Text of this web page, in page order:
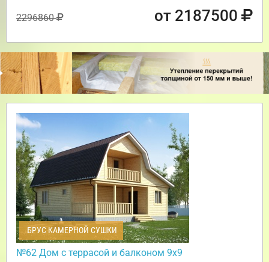
2296860 от 2187500
БРУС КАМЕРНОЙ СУШКИ
№62 Дом c террасой и балконом 9х9